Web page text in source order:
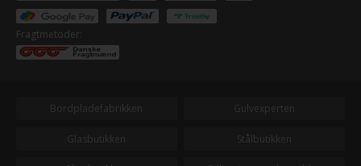
Fragtmetoder:
Bordpladefabrikken Gulvexperten
Glasbutikken Stålbutikken